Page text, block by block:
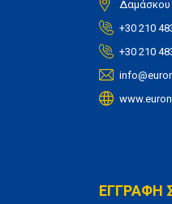
Δαμάσκου
+30 210
+30 210
ΕΓΓΡΑΦΗ